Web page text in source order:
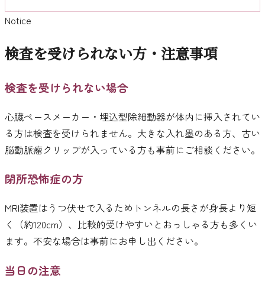
Notice
検査を受けられない方・注意事項
検査を受けられない場合
心臓ペースメーカー・埋込型除細動器が体内に挿入されてい
る方は検査を受けられません。大きな入れ墨のある方、古い
脳動脈瘤クリップが入っている方も事前にご相談ください。
閉所恐怖症の方
MRI装置はうつ伏せで入るためトンネルの長さが身長より短
く（約120cm）、比較的受けやすいとおっしゃる方も多くい
ます。不安な場合は事前にお申し出ください。
当日の注意